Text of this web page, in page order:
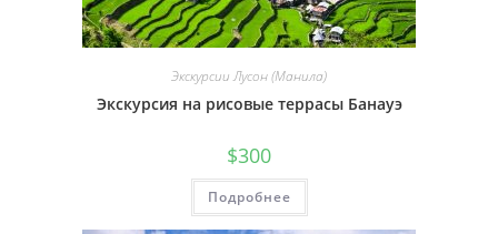
Экскурсии Лусон (Манила)
Экскурсия на рисовые террасы Банауэ
$300
Подробнее